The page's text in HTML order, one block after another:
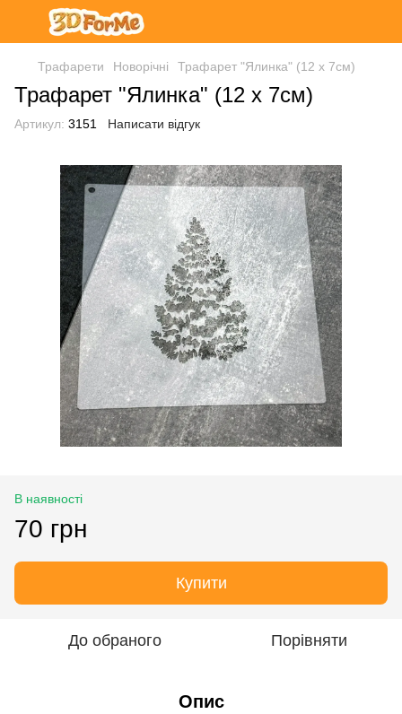
Трафарети Новорічні Трафарет "Ялинка" (12 х 7см)
Трафарет "Ялинка" (12 х 7см)
Артикул: 3151 Написати відгук
В наявності
70 грн
Купити
До обраного Порівняти
Опис